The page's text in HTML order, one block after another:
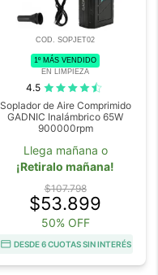
COD. SOPJET02
1º MÁS VENDIDO
EN LIMPIEZA
4.5
Soplador de Aire Comprimido
GADNIC Inalámbrico 65W
900000rpm
Llega mañana o
¡Retiralo mañana!
$107.798
$53.899
50% OFF
DESDE 6 CUOTAS SIN INTERÉS